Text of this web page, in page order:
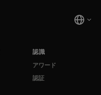
認識
アワード
認証